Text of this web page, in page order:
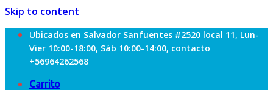
Skip to content
Ubicados en Salvador Sanfuentes #2520 local 11, Lun-
Vier 10:00-18:00, Sáb 10:00-14:00, contacto
+56964262568
Carrito